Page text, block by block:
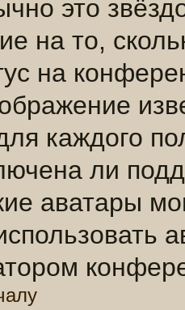
это
на то,
на
каждого
ли
аватары